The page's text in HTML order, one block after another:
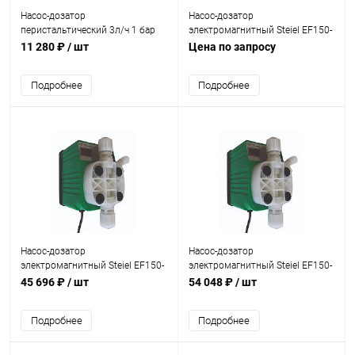
Насос-дозатор
перистальтический 3л/ч 1 бар
Gemas (06PD0301)
11 280 ₽/ шт
Подробнее
Насос-дозатор
электромагнитный Steiel EF150-
C10/PGV 2л/ч (961501300)
Цена по запросу
Подробнее
Насос-дозатор
электромагнитный Steiel EF150-
C11/PGV 5л/ч (961501001)
45 696 ₽/ шт
Подробнее
Насос-дозатор
электромагнитный Steiel EF150-
C12/PGV 10л/ч (961501002)
54 048 ₽/ шт
Подробнее